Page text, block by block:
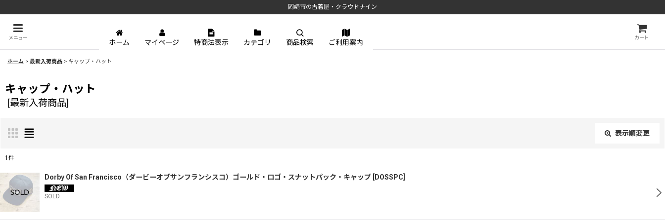
岡崎市の古着屋・クラウドナイン
メニュー カート
ホーム マイページ 特商法表示 カテゴリ 商品検索 ご利用案内
ホーム > 最新入荷商品 > キャップ・ハット
キャップ・ハット
[最新入荷商品]
表示順変更
表示数:
並び順
1 件
Dorby Of San Francisco（ダービーオブサンフランシスコ）ゴールド・ロゴ・スナットパック・キャップ DOSSPC
SOLD